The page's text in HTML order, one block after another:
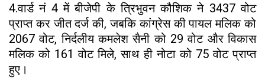
4.वार्ड नं 4 में बीजेपी के त्रिभुवन कौशिक ने 3437 वोट
प्राप्त कर जीत दर्ज की, जबकि कांग्रेस की पायल मलिक को
2067 वोट, निर्दलीय कमलेश सैनी को 29 वोट और विकास
मलिक को 161 वोट मिले, साथ ही नोटा को 75 वोट प्राप्त
हुए।